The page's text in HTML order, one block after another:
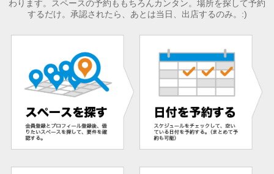
わります。スペースの予約ももちろんカンタン。場所を探して予約
するだけ。承認されたら、あとは当日、出店するのみ。:)